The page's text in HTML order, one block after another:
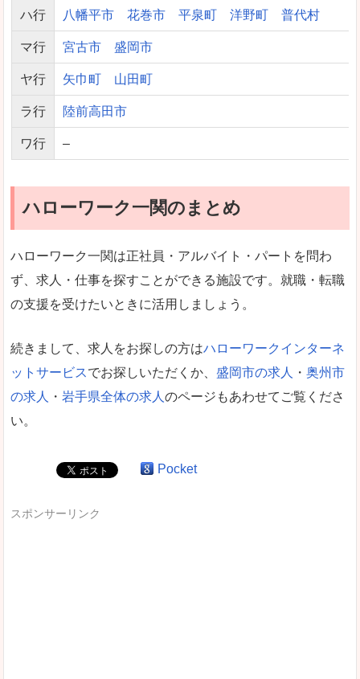
ハ行 八幡平市 花巻市 平泉町 洋野町 普代村
マ行 宮古市 盛岡市
ヤ行 矢巾町 山田町
ラ行 陸前高田市
ワ行 –
ハローワーク一関のまとめ
ハローワーク一関は正社員・アルバイト・パートを問わ
ず、求人・仕事を探すことができる施設です。就職・転職
の支援を受けたいときに活用しましょう。
続きまして、求人をお探しの方はハローワークインターネ
ットサービスでお探しいただくか、 盛岡市の求人 ・ 奥州市
の求人
・ 岩手県全体の求人 のページもあわせてご覧くださ
い。
Pocket
スポンサーリンク